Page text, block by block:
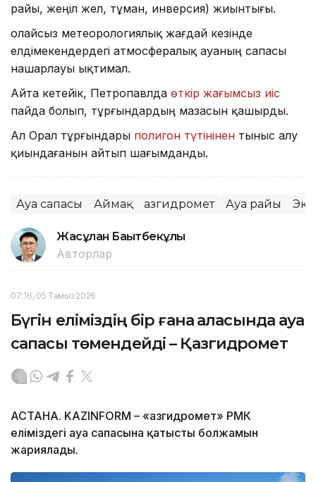
райы, жеңіл жел, тұман, инверсия) жиынтығы.
Қолайсыз метеорологиялық жағдай кезінде
елдімекендердегі атмосфералық ауаның сапасы
нашарлауы ықтимал.
Айта кетейік, Петропавлда өткір жағымсыз иіс
пайда болып, тұрғындардың мазасын қашырды.
Ал Орал тұрғындары полигон түтінінен тыныс алу
қиындағанын айтып шағымданды.
Ауа сапасы Аймақ Қазгидромет Ауа райы
Жасұлан Бақытбекұлы
Авторлар
07:16, 05 Тамыз 2026
Бүгін еліміздің бір ғана қаласында ауа
сапасы төмендейді – Қазгидромет
АСТАНА. KAZINFORM – «Қазгидромет» РМК
еліміздегі ауа сапасына қатысты болжамын
жариялады.